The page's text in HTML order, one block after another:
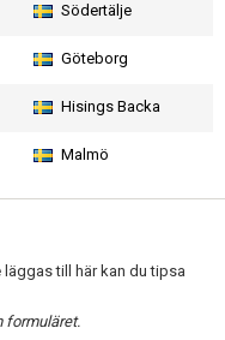
Södertälje
Göteborg
Hisings Backa
Malmö
till här kan du tipsa
formuläret.